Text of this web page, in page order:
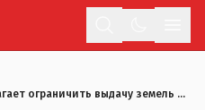
МСХ предлагает ограничить выдачу земель казахстанцам